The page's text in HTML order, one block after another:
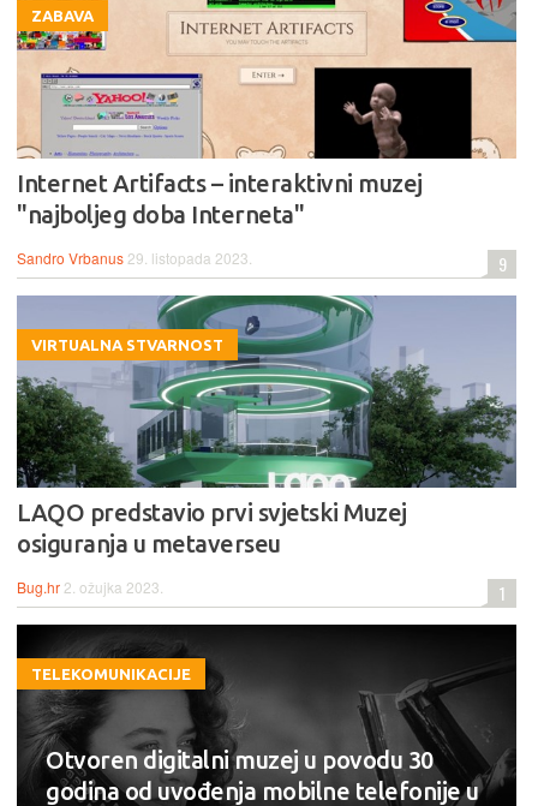
ZABAVA
Internet Artifacts – interaktivni muzej
"najboljeg doba Interneta"
Sandro Vrbanus 29. listopada 2023. 9
VIRTUALNA STVARNOST
LAQO predstavio prvi svjetski Muzej
osiguranja u metaverseu
Bug.hr 2. ožujka 2023. 1
TELEKOMUNIKACIJE
Otvoren digitalni muzej u povodu 30
godina od uvođenja mobilne telefonije u